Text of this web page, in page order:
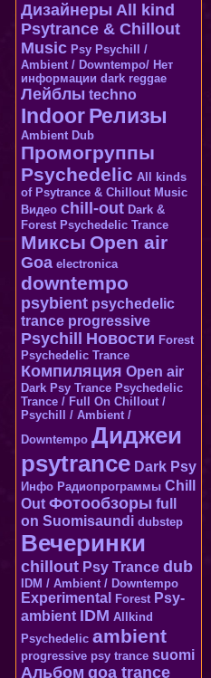
Дизайнеры All kind
Psytrance & Chillout
Music Psy Psychill /
Ambient / Downtempo/ Нет
информации dark reggae
Лейблы techno
IndoorРелизы
Ambient Dub
Промогруппы
Psychedelic All kinds
of Psytrance & Chillout Music
Видео chill-out Dark &
Forest Psychedelic Trance
Миксы Open air
Goa electronica
downtempo
psybient psychedelic
trance progressive
Psychill Новости Forest
Psychedelic Trance
Компиляция Open air
Dark Psy Trance Psychedelic
Trance / Full On Chillout /
Psychill / Ambient /
Downtempo Диджеи
psytrance Dark Psy
Инфо Радиопрограммы Chill
Out Фотообзоры full
on Suomisaundi dubstep
Вечеринки
chillout Psy Trance dub
IDM / Ambient / Downtempo
Experimental Forest Psy-
ambient IDM Allkind
Psychedelic ambient
progressive psy trance suomi
Альбом goa trance